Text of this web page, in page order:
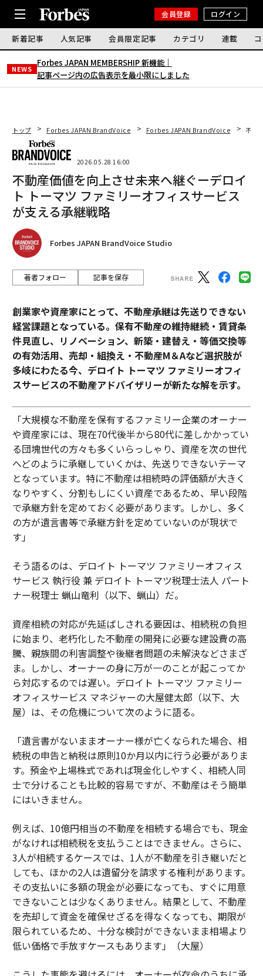
会員登録 ログイン
新着記事 人気記事 会員限定記事 カテゴリ 連載
NEWS
Forbes JAPAN MEMBERSHIP 新機能｜
記事ページ内の広告表示を最小限にしました
トップ Forbes JAPAN BrandVoice Forbes JAPAN BrandVoice 不動
2026.05.28 16:00
不動産価値を向上させ未来へ継ぐーデロイ
ト トーマツ ファミリーオフィスサービス
が支える承継戦略
Forbes JAPAN BrandVoice Studio
著者フォロー 記事を保存
創業家や資産家にとって、不動産承継は先送りできない
経営課題となっている。保有不動産の維持継続・賃貸条
件見直し、リノベーション、新築・建替え・等価交換等
の有効活用、売却・組換え・不動産М＆Aなど選択肢が
多岐にわたる今、デロイト トーマツ ファミリーオフィ
スサービスの不動産アドバイザリーが新たな解を示す。
「大規模な不動産を保有するファミリー企業のオーナー
や資産家には、現在70代後半から80代に差しかかってい
る団塊世代の方々も多くいらっしゃり、資産を次の世代
へどのように承継していくかは、先送りできないテーマ
となっています。特に不動産は相続時の評価額が大きく
なりやすく、分割もしにくい資産であるため、早い段階
で承継方針を定めておく必要があります。しかし、多く
の方が遺言書等で承継方針を定めていないのが現状で
す」
そう語るのは、デロイト トーマツ ファミリーオフィス
サービス 執行役 兼 デロイト トーマツ税理士法人 パート
ナー税理士 蝋山竜利（以下、蝋山）だ。
資産相続の対応が先延ばしされる要因は、相続税の負担
に始まり、老朽化した不動産の開発に必要な建設費の高
騰、親族間の利害調整や後継者問題の未解決などさまざ
ま。しかし、オーナーの身に万が一のことが起こってか
ら対応するのでは遅い。デロイト トーマツ ファミリー
オフィスサービス マネジャーの大屋健太郎（以下、大
屋）は、その危機について次のように語る。
「遺言書がないままオーナー様が亡くなられた場合、相
続税の申告と納税は原則10か月以内に行う必要がありま
す。預金や上場株式であれば現金化しやすく、相続人同
士で分けることも比較的容易ですが、不動産はそう簡単
にはいきません。
例えば、10億円相当の不動産を相続する場合でも、現金
がなければ相続税を支払うことはできません。さらに、
3人が相続するケースでは、1人が不動産を引き継いだと
しても、ほかの2人は遺留分を請求する権利があります。
その支払いに多額の現金が必要になっても、すぐに用意
できないことは少なくありません。結果として、不動産
を売却して資金を確保せざるを得なくなっても、期限が
限られているため、十分な検討ができないまま相場より
低い価格で手放すケースもあります」（大屋）